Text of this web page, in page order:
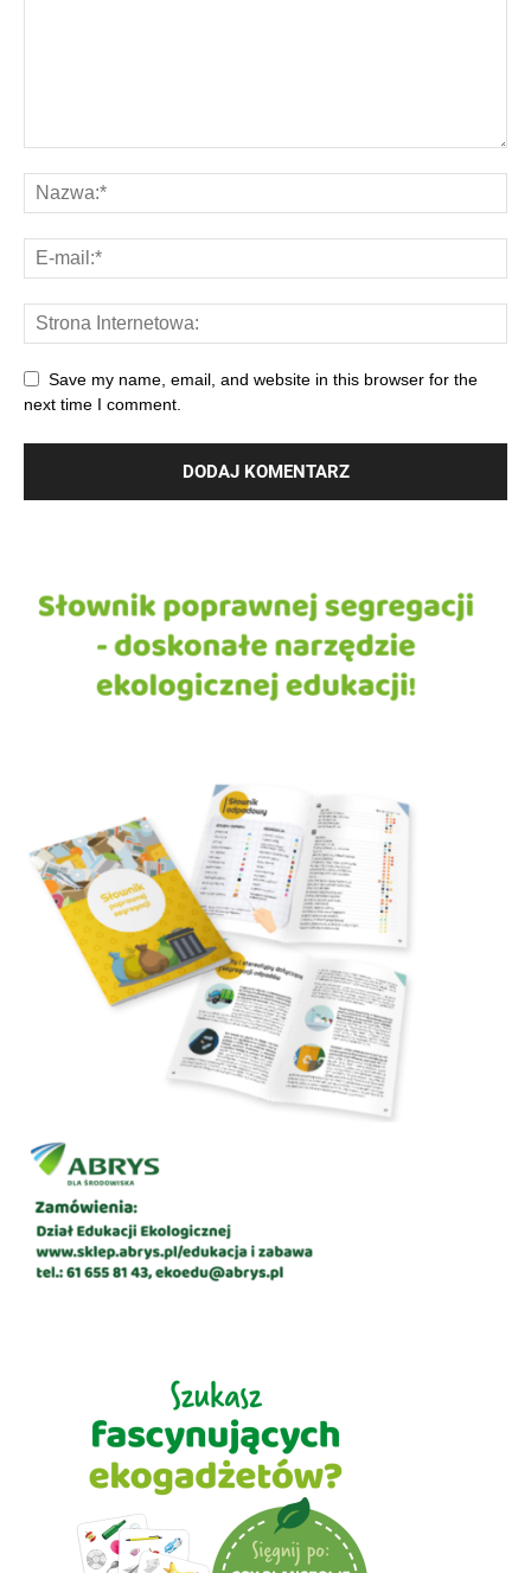
Save my name, email, and website in this browser for the
next time I comment.